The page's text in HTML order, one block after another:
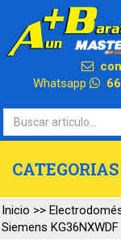
Whatsapp
CATEGORIAS
Inicio >>
Siemens KG36NXWDF